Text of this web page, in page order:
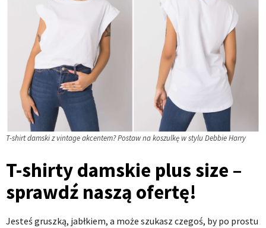
T-shirt damski z vintage akcentem? Postaw na koszulkę w stylu Debbie Harry
T-shirty damskie plus size –
sprawdź naszą ofertę!
Jesteś gruszką, jabłkiem, a może szukasz czegoś, by po prostu